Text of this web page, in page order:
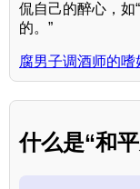
侃自己的醉心，如
的。”
腐男子调酒师的嗜
什么是“和